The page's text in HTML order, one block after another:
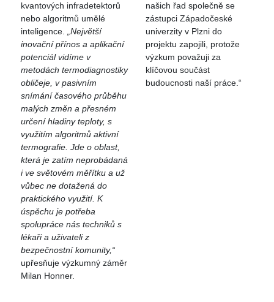
kvantových infradetektorů
nebo algoritmů umělé
inteligence.
„Největší
inovační přínos a aplikační
potenciál vidíme v
metodách termodiagnostiky
obličeje, v pasivním
snímání časového průběhu
malých změn a přesném
určení hladiny teploty, s
využitím algoritmů aktivní
termografie. Jde o oblast,
která je zatím neprobádaná
i ve světovém měřítku a už
vůbec ne dotažená do
praktického využití. K
úspěchu je potřeba
spolupráce nás techniků s
lékaři a uživateli z
bezpečnostní komunity,“
upřesňuje výzkumný záměr
Milan Honner.
našich řad společně se
zástupci Západočeské
univerzity v Plzni do
projektu zapojili, protože
výzkum považuji za
klíčovou součást
budoucnosti naší práce.“